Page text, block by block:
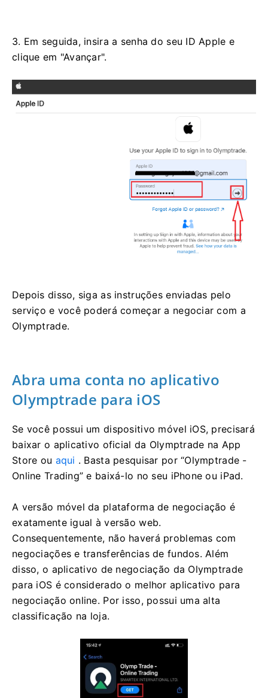
3. Em seguida, insira a senha do seu ID Apple e
clique em "Avançar".
Depois disso, siga as instruções enviadas pelo
serviço e você poderá começar a negociar com a
Olymptrade.
Abra uma conta no aplicativo
Olymptrade para iOS
Se você possui um dispositivo móvel iOS, precisará
baixar o aplicativo oficial da Olymptrade na App
Store ou aqui . Basta pesquisar por “Olymptrade -
Online Trading” e baixá-lo no seu iPhone ou iPad.
A versão móvel da plataforma de negociação é
exatamente igual à versão web.
Consequentemente, não haverá problemas com
negociações e transferências de fundos. Além
disso, o aplicativo de negociação da Olymptrade
para iOS é considerado o melhor aplicativo para
negociação online. Por isso, possui uma alta
classificação na loja.